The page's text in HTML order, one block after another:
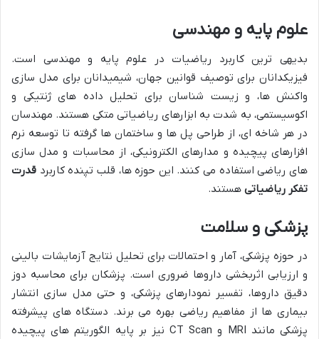
علوم پایه و مهندسی
بدیهی ترین کاربرد ریاضیات در علوم پایه و مهندسی است.
فیزیکدانان برای توصیف قوانین جهان، شیمیدانان برای مدل سازی
واکنش ها، و زیست شناسان برای تحلیل داده های ژنتیکی و
اکوسیستمی، به شدت به ابزارهای ریاضیاتی متکی هستند. مهندسان
در هر شاخه ای، از طراحی پل ها و ساختمان ها گرفته تا توسعه نرم
افزارهای پیچیده و مدارهای الکترونیکی، از محاسبات و مدل سازی
های ریاضی استفاده می کنند. این حوزه ها، قلب تپنده کاربرد قدرت
تفکر ریاضیاتی هستند.
پزشکی و سلامت
در حوزه پزشکی، آمار و احتمالات برای تحلیل نتایج آزمایشات بالینی
و ارزیابی اثربخشی داروها ضروری است. پزشکان برای محاسبه دوز
دقیق داروها، تفسیر نمودارهای پزشکی، و حتی مدل سازی انتشار
بیماری ها از مفاهیم ریاضی بهره می برند. دستگاه های پیشرفته
پزشکی مانند MRI و CT Scan نیز بر پایه الگوریتم های پیچیده